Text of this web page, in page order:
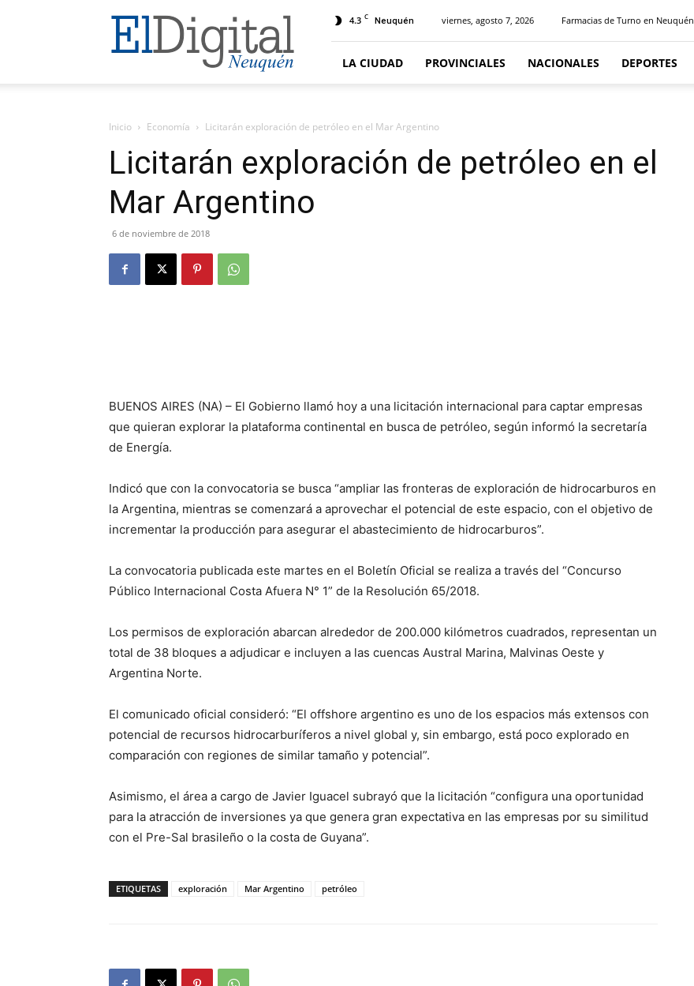
El
Digital
Neuquen
4.3 C Neuquén viernes, agosto 7, 2026 Farmacias de Turno en Neuquén
LA CIUDAD PROVINCIALES NACIONALES DEPORTES
Inicio Economía Licitarán exploración de petróleo en el Mar Argentino
Licitarán exploración de petróleo en el
Mar Argentino
6 de noviembre de 2018
BUENOS AIRES (NA) – El Gobierno llamó hoy a una licitación internacional para captar empresas
que quieran explorar la plataforma continental en busca de petróleo, según informó la secretaría
de Energía.
Indicó que con la convocatoria se busca “ampliar las fronteras de exploración de hidrocarburos en
la Argentina, mientras se comenzará a aprovechar el potencial de este espacio, con el objetivo de
incrementar la producción para asegurar el abastecimiento de hidrocarburos”.
La convocatoria publicada este martes en el Boletín Oficial se realiza a través del “Concurso
Público Internacional Costa Afuera N° 1” de la Resolución 65/2018.
Los permisos de exploración abarcan alrededor de 200.000 kilómetros cuadrados, representan un
total de 38 bloques a adjudicar e incluyen a las cuencas Austral Marina, Malvinas Oeste y
Argentina Norte.
El comunicado oficial consideró: “El offshore argentino es uno de los espacios más extensos con
potencial de recursos hidrocarburíferos a nivel global y, sin embargo, está poco explorado en
comparación con regiones de similar tamaño y potencial”.
Asimismo, el área a cargo de Javier Iguacel subrayó que la licitación “configura una oportunidad
para la atracción de inversiones ya que genera gran expectativa en las empresas por su similitud
con el Pre-Sal brasileño o la costa de Guyana”.
ETIQUETAS exploración Mar Argentino petróleo